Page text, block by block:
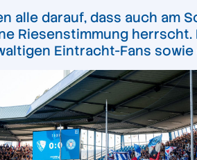
alle darauf, dass auch am
Riesenstimmung
Eintracht-Fans